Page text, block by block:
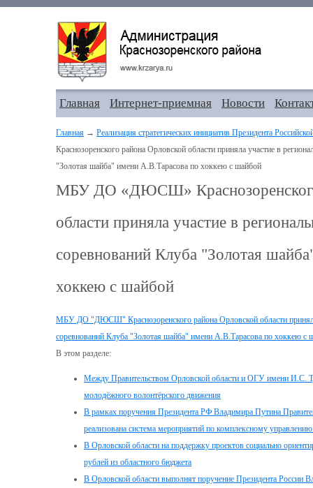
Главная Интернет-приемная Новости
Главная → Реализация стратегических инициатив Президента
Краснозоренского района Орловской области приняла участие в
"Золотая шайба" имени А.В.Тарасова по хоккею с шайбой
МБУ ДО «ДЮСШ»
области приняла участие в
соревнований Клуба "Золотая
хоккею с шайбой
МБУ ДО "ДЮСШ" Краснозоренского района Орловской области приняла
соревнований Клуба "Золотая шайба" имени А.В.Тарасова по хоккею с
В этом разделе:
Между Правительством Орловской области и ОГУ имени И.С.
молодёжного волонтёрского движения
В рамках поручения Президента РФ Владимира Путина
реализована система мероприятий по комплексному
В Орловской области на поддержку проектов социально
рублей из областного бюджета
В Орловской области выполнят поручение Президента России